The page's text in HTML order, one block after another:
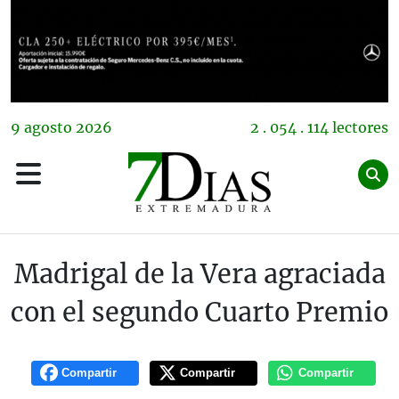
9 agosto 2026 2 . 054 . 114 lectores
Madrigal de la Vera agraciada
con el segundo Cuarto Premio
Compartir Compartir Compartir